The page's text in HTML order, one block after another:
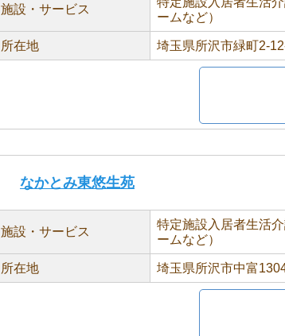
施設・サービス
ームなど）
所在地 埼玉県所沢市緑町2-
なかとみ東悠生苑
施設・サービス
特定施設入居者生活
ームなど）
所在地 埼玉県所沢市中富